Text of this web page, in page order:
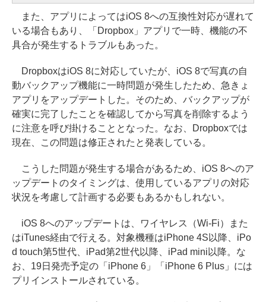
また、アプリによってはiOS 8への互換性対応が遅れて
いる場合もあり、「Dropbox」アプリで一時、機能の不
具合が発生するトラブルもあった。
DropboxはiOS 8に対応していたが、iOS 8で写真の自
動バックアップ機能に一時問題が発生したため、急きょ
アプリをアップデートした。そのため、バックアップが
確実に完了したことを確認してから写真を削除するよう
に注意を呼び掛けることとなった。なお、Dropboxでは
現在、この問題は修正されたと発表している。
こうした問題が発生する場合があるため、iOS 8へのア
ップデートのタイミングは、使用しているアプリの対応
状況を考慮して計画する必要もあるかもしれない。
iOS 8へのアップデートは、ワイヤレス（Wi-Fi）また
はiTunes経由で行える。対象機種はiPhone 4S以降、iPo
d touch第5世代、iPad第2世代以降、iPad mini以降。な
お、19日発売予定の「iPhone 6」「iPhone 6 Plus」には
プリインストールされている。